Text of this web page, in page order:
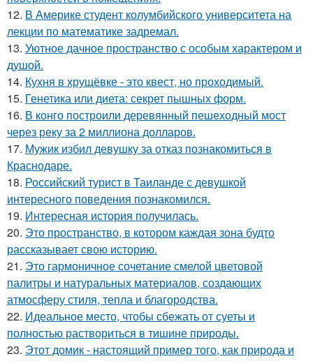
12. В Америке студент колумбийского университета на
лекции по математике задремал.
13. Уютное дачное пространство с особым характером и
душой.
14. Кухня в хрущёвке - это квест, но проходимый.
15. Генетика или диета: секрет пышных форм.
16. В конго построили деревянный пешеходный мост
через реку за 2 миллиона долларов.
17. Мужик избил девушку за отказ познакомиться в
Краснодаре.
18. Российский турист в Таиланде с девушкой
интересного поведения познакомился.
19. Интересная история получилась.
20. Это пространство, в котором каждая зона будто
рассказывает свою историю.
21. Это гармоничное сочетание смелой цветовой
палитры и натуральных материалов, создающих
атмосферу стиля, тепла и благородства.
22. Идеальное место, чтобы сбежать от суеты и
полностью раствориться в тишине природы.
23. Этот домик - настоящий пример того, как природа и